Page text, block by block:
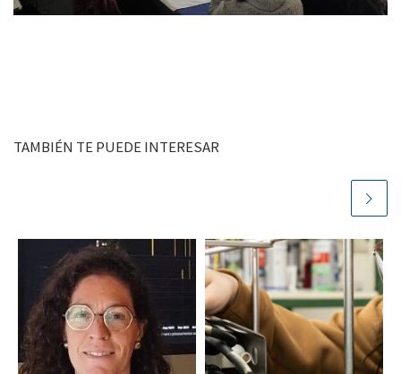
TAMBIÉN TE PUEDE INTERESAR